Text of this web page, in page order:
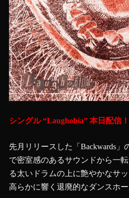
シングル “Laughobia” 本日配信！
先月リリースした「Backwards
で密室感のあるサウンドから一
る太いドラムの上に艶やかなサ
高らかに響く退廃的なダンスホー